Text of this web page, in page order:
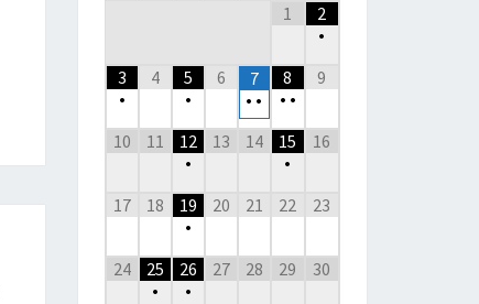
1
2
•
3
•
4
5
•
6
7
• •
8
• •
9
10 11
12
•
13 14
15
•
16
17 18
19
•
20 21 22 23
24
25
•
26
•
27 28 29 30